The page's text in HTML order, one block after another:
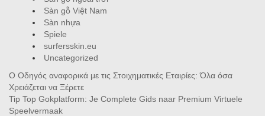
Sàn gỗ Việt Nam
Sàn nhựa
Spiele
surfersskin.eu
Uncategorized
Ο Οδηγός αναφορικά με τις Στοιχηματικές Εταιρίες: Όλα όσα
Χρειάζεται να Ξέρετε
Tip Top Gokplatform: Je Complete Gids naar Premium Virtuele
Speelvermaak